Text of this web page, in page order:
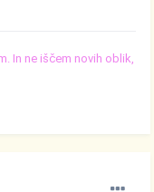
In ne iščem novih oblik,